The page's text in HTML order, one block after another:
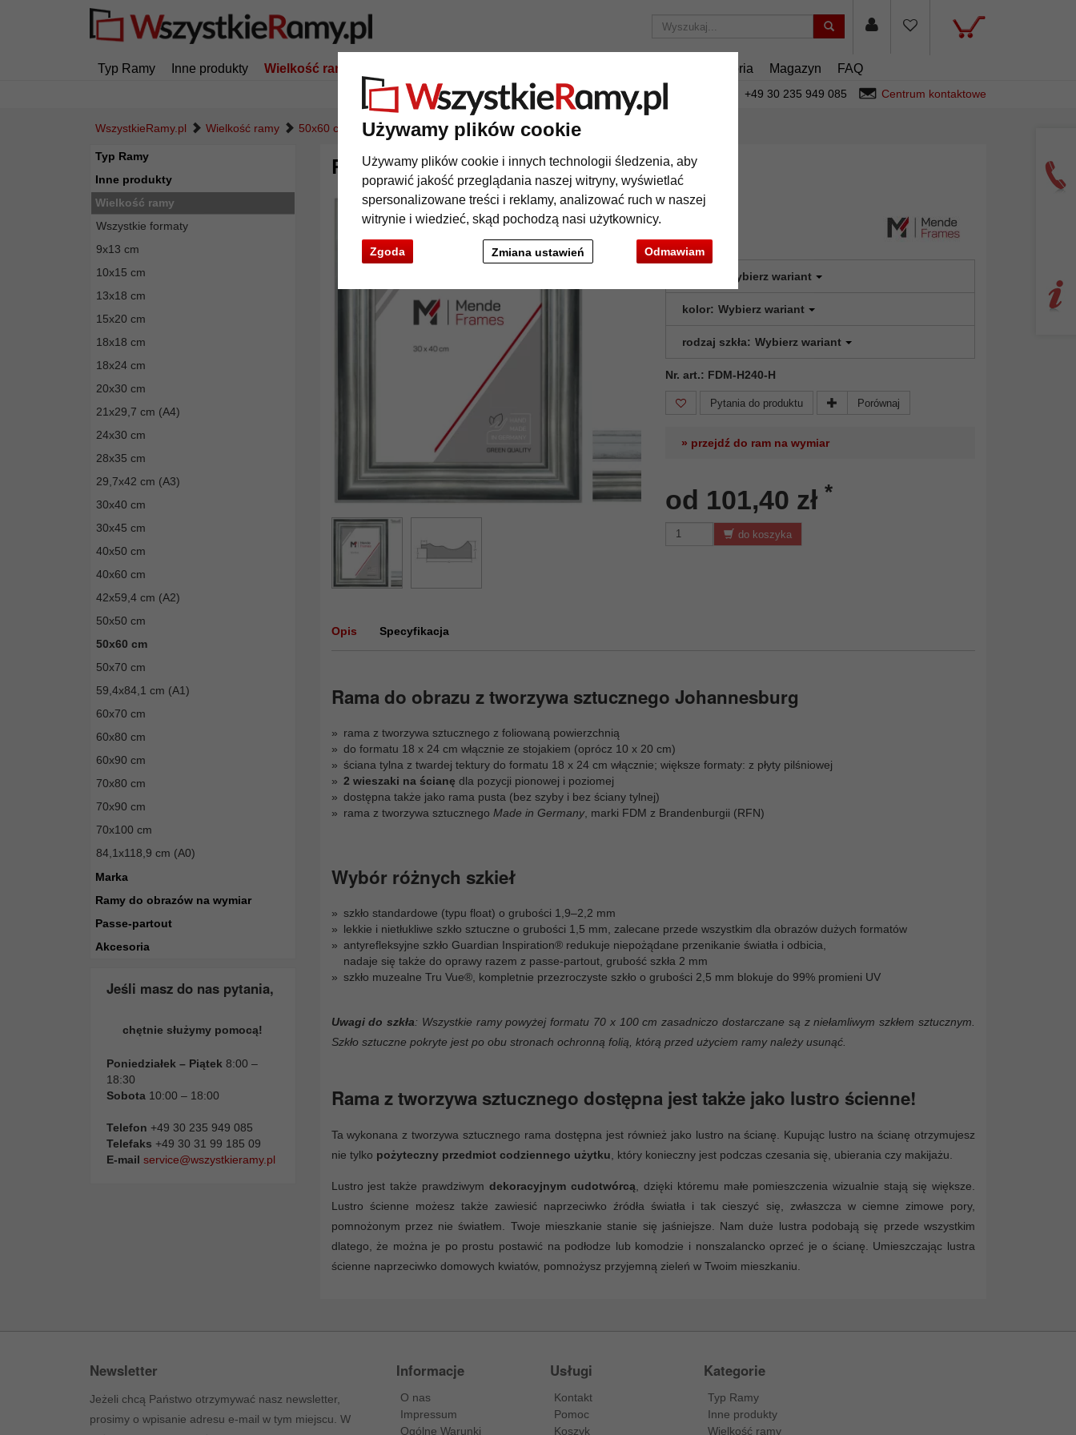
Używamy plików cookie
Używamy plików cookie i innych technologii śledzenia, aby
poprawić jakość przeglądania naszej witryny, wyświetlać
spersonalizowane treści i reklamy, analizować ruch w naszej
witrynie i wiedzieć, skąd pochodzą nasi użytkownicy.
Zgoda Odmawiam
Zmiana ustawień
Typ Ramy Inne produkty Wielkość ramy Akcesoria Magazyn FAQ
Tylko 25,95 zł za wysyłkę. +49 30 235 949 085 Centrum kontaktowe
WszystkieRamy.pl Wielkość ramy 50x60 cm Rama z tworzywa sztucznego Johannesburg
Typ Ramy
Inne produkty
Wielkość ramy
Wszystkie formaty
9x13 cm
10x15 cm
13x18 cm
15x20 cm
18x18 cm
18x24 cm
20x30 cm
21x29,7 cm (A4)
24x30 cm
28x35 cm
29,7x42 cm (A3)
30x40 cm
30x45 cm
40x50 cm
40x60 cm
42x59,4 cm (A2)
50x50 cm
50x60 cm
50x70 cm
59,4x84,1 cm (A1)
60x70 cm
60x80 cm
60x90 cm
70x80 cm
70x90 cm
70x100 cm
84,1x118,9 cm (A0)
Marka
Ramy do obrazów na wymiar
Passe-partout
Akcesoria
Jeśli masz do nas pytania,
chętnie służymy pomocą!
Poniedziałek – Piątek 8:00 –
18:30
Sobota 10:00 – 18:00
Telefon +49 30 235 949 085
Telefaks +49 30 31 99 185 09
E-mail service@wszystkieramy.pl
Rama z tworzywa sztucznego Johannesburg
Wybierz wariant
kolor: Wybierz wariant
rodzaj szkła: Wybierz wariant
Nr. art.: FDM-H240-H
Pytania do produktu Porównaj
» przejdź do ram na wymiar
od 101,40 zł *
do koszyka
Opis Specyfikacja
Rama do obrazu z tworzywa sztucznego Johannesburg
rama z tworzywa sztucznego z foliowaną powierzchnią
do formatu 18 x 24 cm włącznie ze stojakiem (oprócz 10 x 20 cm)
ściana tylna z twardej tektury do formatu 18 x 24 cm włącznie; większe formaty: z płyty pilśniowej
2 wieszaki na ścianę dla pozycji pionowej i poziomej
dostępna także jako rama pusta (bez szyby i bez ściany tylnej)
rama z tworzywa sztucznego Made in Germany, marki FDM z Brandenburgii (RFN)
Wybór różnych szkieł
szkło standardowe (typu float) o grubości 1,9–2,2 mm
lekkie i nietłukliwe szkło sztuczne o grubości 1,5 mm, zalecane przede wszystkim dla obrazów dużych formatów
antyrefleksyjne szkło Guardian Inspiration® redukuje niepożądane przenikanie światła i odbicia,
nadaje się także do oprawy razem z passe-partout, grubość szkła 2 mm
szkło muzealne Tru Vue®, kompletnie przezroczyste szkło o grubości 2,5 mm blokuje do 99% promieni UV
Uwagi do szkła: Wszystkie ramy powyżej formatu 70 x 100 cm zasadniczo dostarczane są z niełamliwym szkłem sztucznym.
Szkło sztuczne pokryte jest po obu stronach ochronną folią, którą przed użyciem ramy należy usunąć.
Rama z tworzywa sztucznego dostępna jest także jako lustro ścienne!
Ta wykonana z tworzywa sztucznego rama dostępna jest również jako lustro na ścianę. Kupując lustro na ścianę otrzymujesz
nie tylko pożyteczny przedmiot codziennego użytku , który konieczny jest podczas czesania się, ubierania czy makijażu.
Lustro jest także prawdziwymdekoracyjnym cudotwórcą , dzięki któremu małe pomieszczenia wizualnie stają się większe.
Lustro ścienne możesz także zawiesić naprzeciwko źródła światła i tak cieszyć się, zwłaszcza w ciemne zimowe pory,
pomnożonym przez nie światłem. Twoje mieszkanie stanie się jaśniejsze. Nam duże lustra podobają się przede wszystkim
dlatego, że można je po prostu postawić na podłodze lub komodzie i nonszalancko oprzeć je o ścianę. Umieszczając lustra
ścienne naprzeciwko domowych kwiatów, pomnożysz przyjemną zieleń w Twoim mieszkaniu.
Newsletter
Jeżeli chcą Państwo otrzymywać nasz newsletter,
prosimy o wpisanie adresu e-mail w tym miejscu. W
Informacje
O nas
Impressum
Ogólne Warunki
Usługi
Kontakt
Pomoc
Koszyk
Kategorie
Typ Ramy
Inne produkty
Wielkość ramy